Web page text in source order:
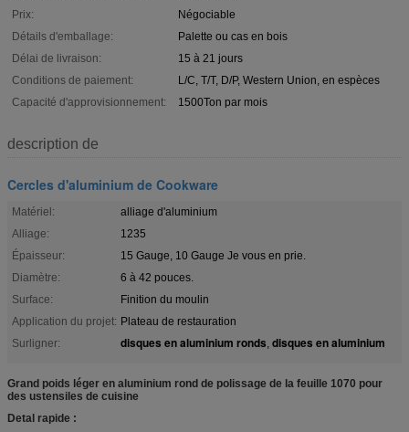
Prix:
Négociable
Détails d'emballage:
Palette ou cas en bois
Délai de livraison:
15 à 21 jours
Conditions de paiement:
L/C, T/T, D/P, Western Union, en espèces
Capacité d'approvisionnement:
1500Ton par mois
description de
Cercles d'aluminium de Cookware
Matériel:
alliage d'aluminium
Alliage:
1235
Épaisseur:
15 Gauge, 10 Gauge Je vous en prie.
Diamètre:
6 à 42 pouces.
Surface:
Finition du moulin
Application du projet: Plateau de restauration
Surligner:
disques en aluminium ronds, disques en aluminium
Grand poids léger en aluminium rond de polissage de la feuille 1070 pour
des ustensiles de cuisine
Detal rapide :